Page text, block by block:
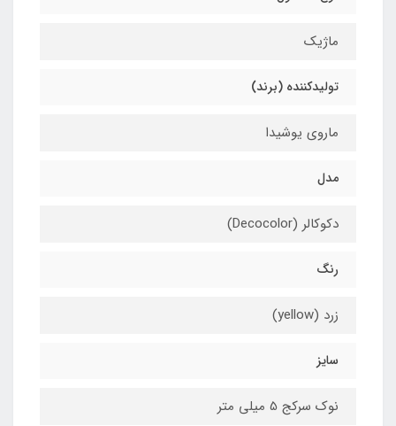
ماژیک
تولیدکننده (برند)
ماروی یوشیدا
مدل
دکوکالر (Decocolor)
رنگ
زرد (yellow)
سایز
نوک سرکج 5 میلی متر